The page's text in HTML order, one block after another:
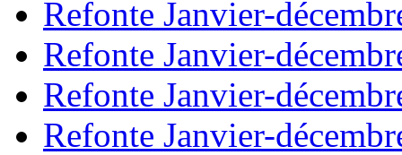
Refonte Janvier-
Refonte Janvier-
Refonte Janvier-
Refonte Janvier-